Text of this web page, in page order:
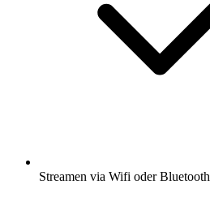
Streamen via Wifi oder Bluetooth